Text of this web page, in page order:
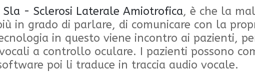
Sla - Sclerosi Laterale Amiotrofica, è che la
in grado di parlare, di comunicare con la
in questo viene incontro ai pazienti,
a controllo oculare. I pazienti possono
poi li traduce in traccia audio vocale.